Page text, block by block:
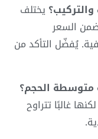
يختلف
السعر
يُفضّل التأكد من
الحجم؟
غالبًا تتراوح